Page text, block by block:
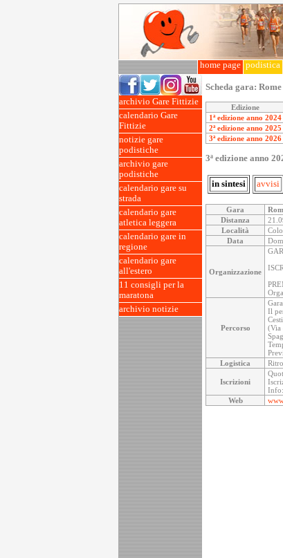
home page podistica
archivio Gare Fittizie
calendario Gare
Fittizie
notizie gare
podistiche
archivio gare
podistiche
calendario gare su
strada
calendario gare
atletica leggera
calendario gare in
regione
calendario gare
all'estero
11 consigli per la
maratona
archivio notizie
Scheda gara:
Edizione
1ª edizione anno 2024
2ª edizione anno 2025
3ª edizione anno 2026
3ª edizione anno
in sintesi avvisi
Gara
Distanza
Località
Data
Organizzazione
Percorso
Il
(Via
Logistica
Iscrizioni
Web